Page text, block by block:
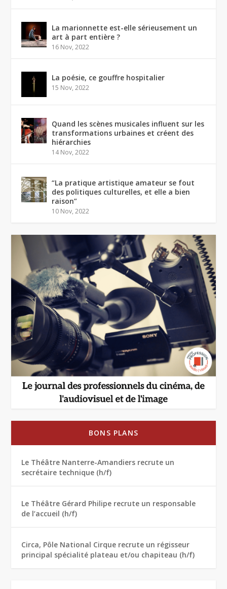
La marionnette est-elle sérieusement un
art à part entière ?
16 Nov, 2022
La poésie, ce gouffre hospitalier
15 Nov, 2022
Quand les scènes musicales influent sur les
transformations urbaines et créent des
hiérarchies
14 Nov, 2022
“La pratique artistique amateur se fout
des politiques culturelles, et elle a bien
raison”
10 Nov, 2022
BONS PLANS
Le Théâtre Nanterre-Amandiers recrute un
secrétaire technique (h/f)
Le Théâtre Gérard Philipe recrute un responsable
de l’accueil (h/f)
Circa, Pôle National Cirque recrute un régisseur
principal spécialité plateau et/ou chapiteau (h/f)